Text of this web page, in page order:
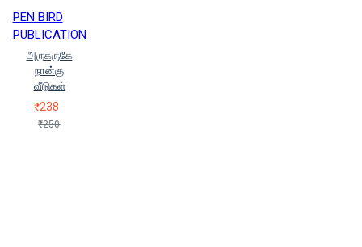
PEN BIRD
PUBLICATION
அருகருகே
நான்கு
வீடுகள்
₹238
₹250